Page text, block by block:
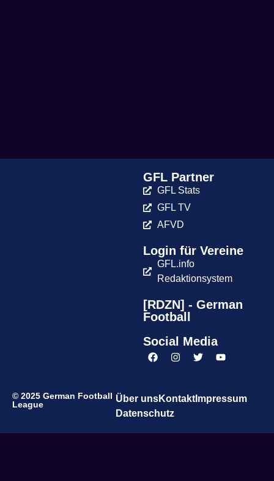
GFL Partner
GFL Stats
GFL TV
AFVD
Login für Vereine
GFL.info
Redaktionsystem
[RDZN] - German
Football
Social Media
© 2025 German Football
League
Über unsKontaktImpressum
Datenschutz